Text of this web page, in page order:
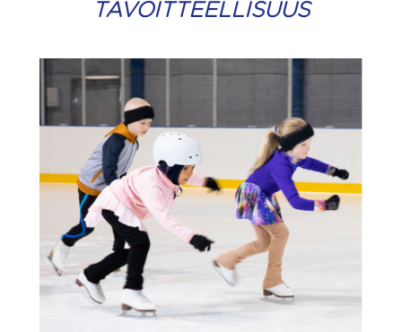
TAVOITTEELLISUUS